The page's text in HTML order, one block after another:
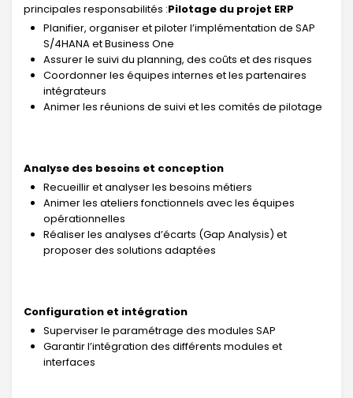
principales responsabilités :Pilotage du projet ERP
Planifier, organiser et piloter l’implémentation de SAP
S/4HANA et Business One
Assurer le suivi du planning, des coûts et des risques
Coordonner les équipes internes et les partenaires
intégrateurs
Animer les réunions de suivi et les comités de pilotage
Analyse des besoins et conception
Recueillir et analyser les besoins métiers
Animer les ateliers fonctionnels avec les équipes
opérationnelles
Réaliser les analyses d’écarts (Gap Analysis) et
proposer des solutions adaptées
Configuration et intégration
Superviser le paramétrage des modules SAP
Garantir l’intégration des différents modules et
interfaces